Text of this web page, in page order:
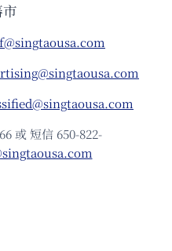
或 短信 650-822-